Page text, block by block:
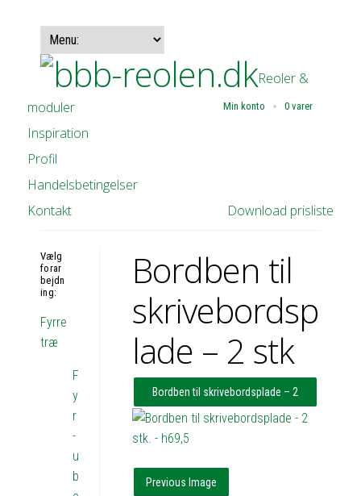
Min konto 0 varer
Reoler &
moduler
Inspiration
Profil
Handelsbetingelser
Download prisliste
Kontakt
Bordben til
skrivebordsp
lade – 2 stk
Bordben til skrivebordsplade – 2
stk. – h69,5
Previous Image
Vælg
forar
bejdn
ing:
Fyrre
træ
F
y
r
-
u
b